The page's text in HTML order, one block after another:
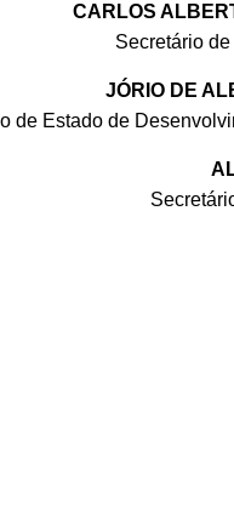
CARLOS
Secretário
JÓRIO DE
de Estado de